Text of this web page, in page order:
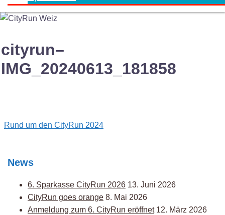
cityrun–
IMG_20240613_181858
Post
Rund um den CityRun 2024
News
6. Sparkasse CityRun 2026 13. Juni 2026
CityRun goes orange 8. Mai 2026
Anmeldung zum 6. CityRun eröffnet 12. März 2026